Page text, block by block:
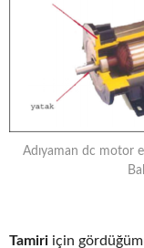
Adıyaman dc motor
Tamiri için